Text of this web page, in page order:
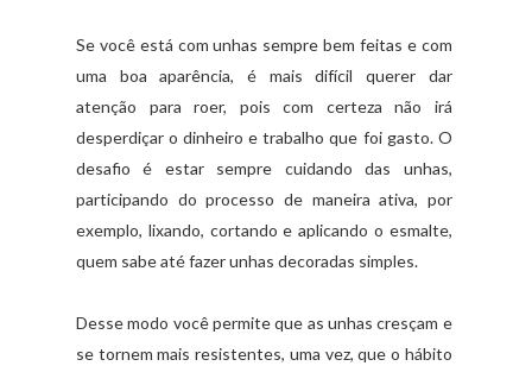
Se você está com unhas sempre bem feitas e com
uma boa aparência, é mais difícil querer dar
atenção para roer, pois com certeza não irá
desperdiçar o dinheiro e trabalho que foi gasto. O
desafio é estar sempre cuidando das unhas,
participando do processo de maneira ativa, por
exemplo, lixando, cortando e aplicando o esmalte,
quem sabe até fazer unhas decoradas simples.
Desse modo você permite que as unhas cresçam e
se tornem mais resistentes, uma vez, que o hábito